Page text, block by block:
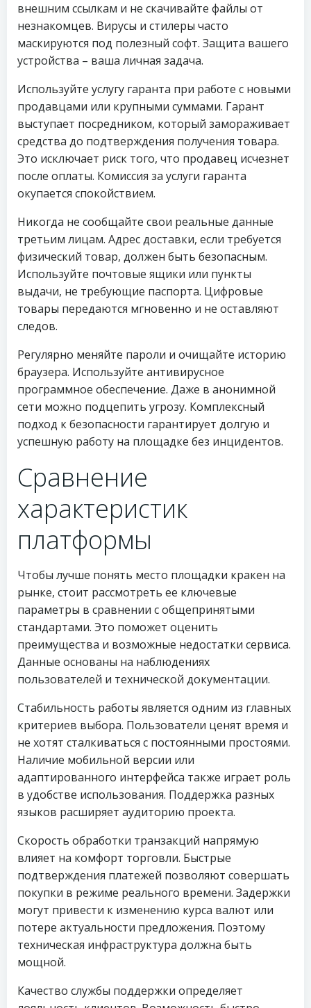
внешним ссылкам и не скачивайте файлы от
незнакомцев. Вирусы и стилеры часто
маскируются под полезный софт. Защита вашего
устройства – ваша личная задача.
Используйте услугу гаранта при работе с новыми
продавцами или крупными суммами. Гарант
выступает посредником, который замораживает
средства до подтверждения получения товара.
Это исключает риск того, что продавец исчезнет
после оплаты. Комиссия за услуги гаранта
окупается спокойствием.
Никогда не сообщайте свои реальные данные
третьим лицам. Адрес доставки, если требуется
физический товар, должен быть безопасным.
Используйте почтовые ящики или пункты
выдачи, не требующие паспорта. Цифровые
товары передаются мгновенно и не оставляют
следов.
Регулярно меняйте пароли и очищайте историю
браузера. Используйте антивирусное
программное обеспечение. Даже в анонимной
сети можно подцепить угрозу. Комплексный
подход к безопасности гарантирует долгую и
успешную работу на площадке без инцидентов.
Сравнение
характеристик
платформы
Чтобы лучше понять место площадки кракен на
рынке, стоит рассмотреть ее ключевые
параметры в сравнении с общепринятыми
стандартами. Это поможет оценить
преимущества и возможные недостатки сервиса.
Данные основаны на наблюдениях
пользователей и технической документации.
Стабильность работы является одним из главных
критериев выбора. Пользователи ценят время и
не хотят сталкиваться с постоянными простоями.
Наличие мобильной версии или
адаптированного интерфейса также играет роль
в удобстве использования. Поддержка разных
языков расширяет аудиторию проекта.
Скорость обработки транзакций напрямую
влияет на комфорт торговли. Быстрые
подтверждения платежей позволяют совершать
покупки в режиме реального времени. Задержки
могут привести к изменению курса валют или
потере актуальности предложения. Поэтому
техническая инфраструктура должна быть
мощной.
Качество службы поддержки определяет